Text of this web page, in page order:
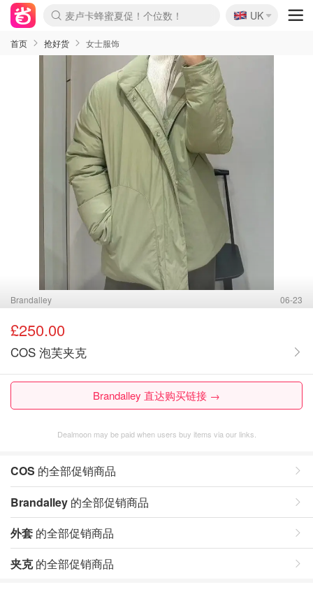
麦卢卡蜂蜜夏促！个位数！
Prada/Miu 4.8折！
啥？必胜客披萨5折！
🇬🇧
UK
首页 抢好货 女士服饰
Brandalley 06-23
£250.00
COS 泡芙夹克
Brandalley 直达购买链接 →
Dealmoon may be paid when users buy items via our links.
COS 的全部促销商品
Brandalley 的全部促销商品
外套 的全部促销商品
夹克的全部促销商品